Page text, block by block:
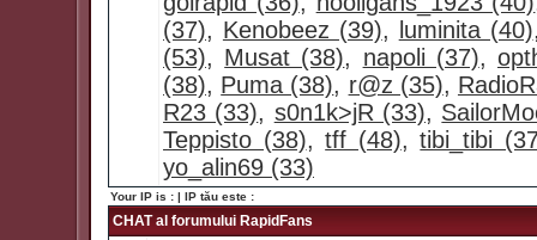
(37), Kenobeez (39), luminita (40)
(53), Musat (38), napoli (37),
(38), Puma (38), r@z (35),
R23 (33), s0n1k>jR (33),
Teppisto (38),tff (48),tibi_tibi
yo_alin69 (33)
Your IP is : | IP tău este :
CHAT al forumului RapidFans